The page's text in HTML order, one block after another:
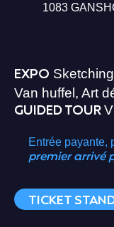
1083
EXPO
Van huffel, Art
GUIDED TOUR
Entrée payante,
premier arrivé
TICKET